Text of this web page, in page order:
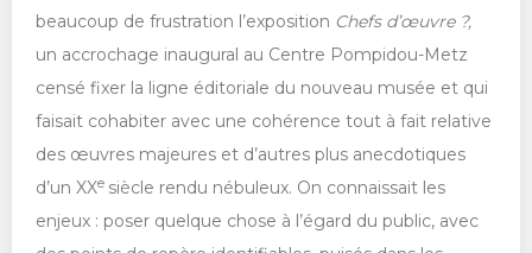
beaucoup de frustration l’exposition Chefs d’œuvre ?,
un accrochage inaugural au Centre Pompidou-Metz
censé fixer la ligne éditoriale du nouveau musée et qui
faisait cohabiter avec une cohérence tout à fait relative
des œuvres majeures et d’autres plus anecdotiques
d’un XXe siècle rendu nébuleux. On connaissait les
enjeux : poser quelque chose à l’égard du public, avec